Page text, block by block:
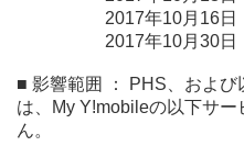
2017年10月16日（
2017年10月30日（
■ 影響範囲 ： PHS、および
は、My Y!mobileの以下サ
ん。